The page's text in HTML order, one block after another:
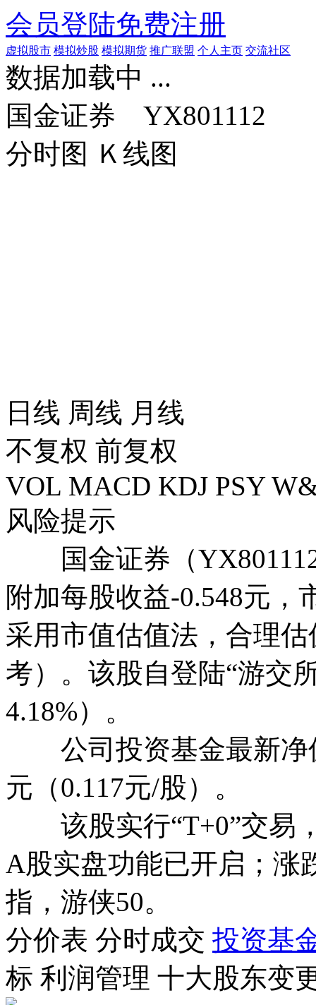
会员登陆免费注册
虚拟股市 模拟炒股 模拟期货 推广联盟 个人主页 交流社区
数据加载中 ...
国金证券 YX801112
分时图 Ｋ线图
日线 周线 月线
不复权 前复权
VOL MACD KDJ PSY
风险提示
国金证券（YX801112
附加每股收益-0.548元，
采用市值估值法，合理
考）。该股自登陆“游交
4.18%）。
公司投资基金最新净
元（0.117元/股） 。
该股实行“T+0”交易
A股实盘功能已开启；涨
指，游侠50。
分价表 分时成交 投资基
标 利润管理 十大股东变